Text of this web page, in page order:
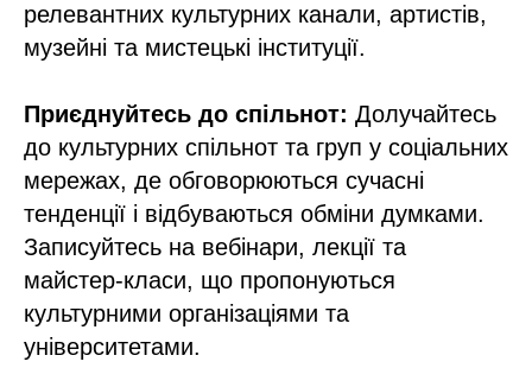
релевантних культурних канали, артистів,
музейні та мистецькі інституції.
Приєднуйтесь до спільнот: Долучайтесь
до культурних спільнот та груп у соціальних
мережах, де обговорюються сучасні
тенденції і відбуваються обміни думками.
Записуйтесь на вебінари, лекції та
майстер-класи, що пропонуються
культурними організаціями та
університетами.